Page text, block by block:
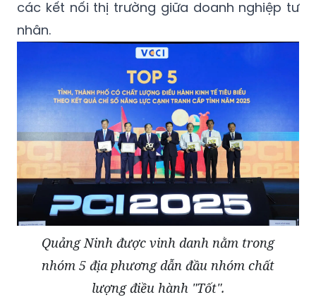
các kết nối thị trường giữa doanh nghiệp tư
nhân.
Quảng Ninh được vinh danh nằm trong
nhóm 5 địa phương dẫn đầu nhóm chất
lượng điều hành "Tốt".